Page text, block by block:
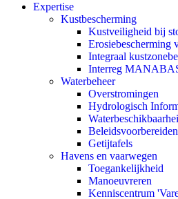
Expertise
Kustbescherming
Kustveiligheid bij
Erosiebescherming
Integraal
Interreg
Waterbeheer
Overstromingen
Hydrologisch
Getijtafels
Havens en vaarwegen
Toegankelijkheid
Manoeuvreren
Kenniscentrum